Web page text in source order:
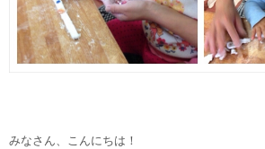
みなさん、こんにちは！